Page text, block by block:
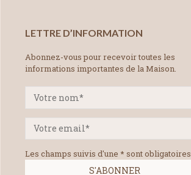
LETTRE D’INFORMATION
Abonnez-vous pour recevoir toutes les
informations importantes de la Maison.
Les champs suivis d'une * sont obligatoires